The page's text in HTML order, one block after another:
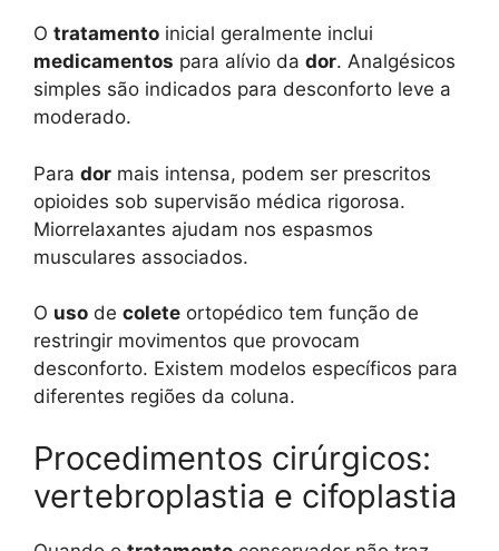
O tratamento inicial geralmente inclui
medicamentos para alívio da dor. Analgésicos
simples são indicados para desconforto leve a
moderado.
Para dor mais intensa, podem ser prescritos
opioides sob supervisão médica rigorosa.
Miorrelaxantes ajudam nos espasmos
musculares associados.
O uso de colete ortopédico tem função de
restringir movimentos que provocam
desconforto. Existem modelos específicos para
diferentes regiões da coluna.
Procedimentos cirúrgicos:
vertebroplastia e cifoplastia